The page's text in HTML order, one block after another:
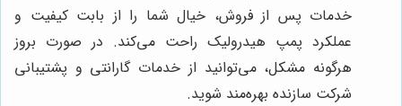
خدمات پس از فروش، خیال شما را از بابت کیفیت و
عملکرد پمپ هیدرولیک راحت می‌کند. در صورت بروز
هرگونه مشکل، می‌توانید از خدمات گارانتی و پشتیبانی
شرکت سازنده بهره‌مند شوید.